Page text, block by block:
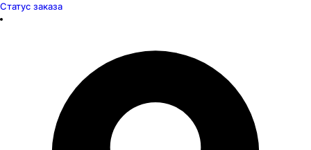
Статус заказа